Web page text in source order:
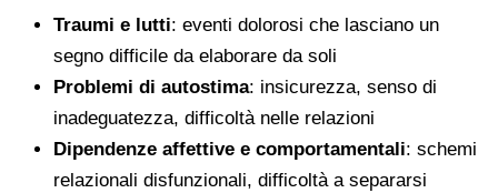
Traumi e lutti: eventi dolorosi che lasciano un
segno difficile da elaborare da soli
Problemi di autostima: insicurezza, senso di
inadeguatezza, difficoltà nelle relazioni
Dipendenze affettive e comportamentali: schemi
relazionali disfunzionali, difficoltà a separarsi